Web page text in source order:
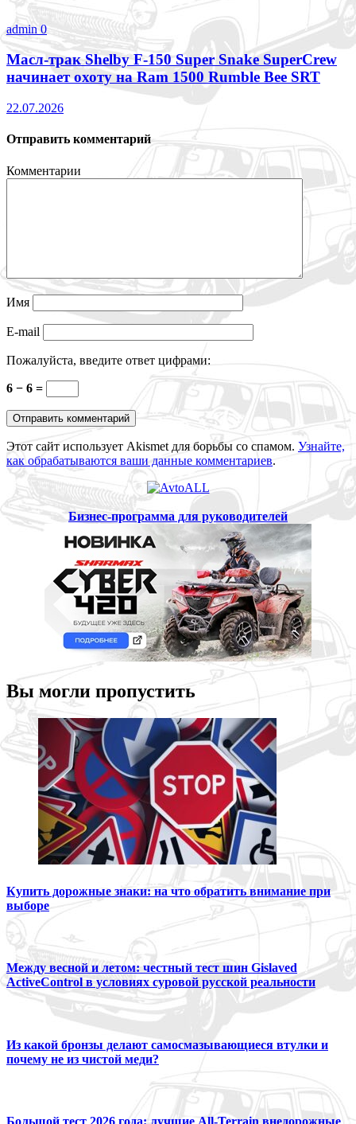
admin0
Масл-трак Shelby F-150 Super Snake SuperCrew
начинает охоту на Ram 1500 Rumble Bee SRT
22.07.2026
Отправить комментарий
Комментарии
Имя
E-mail
Пожалуйста, введите ответ цифрами:
6 − 6 =
Этот сайт использует Akismet для борьбы со спамом. Узнайте,
как обрабатываются ваши данные комментариев.
Бизнес-программа для руководителей
Вы могли пропустить
Купить дорожные знаки: на что обратить внимание при
выборе
Между весной и летом: честный тест шин Gislaved
ActiveControl в условиях суровой русской реальности
Из какой бронзы делают самосмазывающиеся втулки и
почему не из чистой меди?